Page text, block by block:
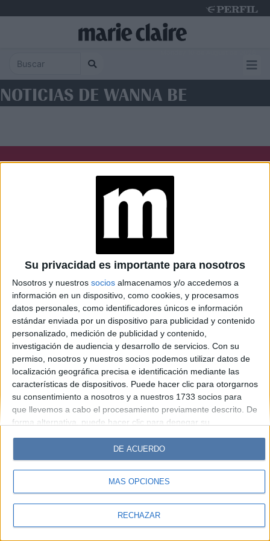
Su privacidad es importante para nosotros
Nosotros y nuestros socios almacenamos y/o accedemos a
información en un dispositivo, como cookies, y procesamos
datos personales, como identificadores únicos e información
estándar enviada por un dispositivo para publicidad y contenido
personalizado, medición de publicidad y contenido,
investigación de audiencia y desarrollo de servicios. Con su
permiso, nosotros y nuestros socios podemos utilizar datos de
localización geográfica precisa e identificación mediante las
características de dispositivos. Puede hacer clic para otorgarnos
su consentimiento a nosotros y a nuestros 1733 socios para
que llevemos a cabo el procesamiento previamente descrito. De
forma alternativa, puede hacer clic para denegar su
cambiar sus preferencias antes de otorgar su consentimiento.
Tenga en cuenta que algún procesamiento de sus datos
personales puede no requerir de su consentimiento, pero usted
tiene el derecho de rechazar tal procesamiento. Sus
sus preferencias o retirar su consentimiento en cualquier
MÁS OPCIONES
RECHAZAR
DE ACUERDO
NOTICIAS DE WANNA BE
Caras Noticias
Weekend Parabrisas
Look
Luz Mía Lunateen Break BATimes
© Perfil.com 2006-2019 - Todos los derechos reservados
Registro de Propiedad Intelectual: Nro. 5346433